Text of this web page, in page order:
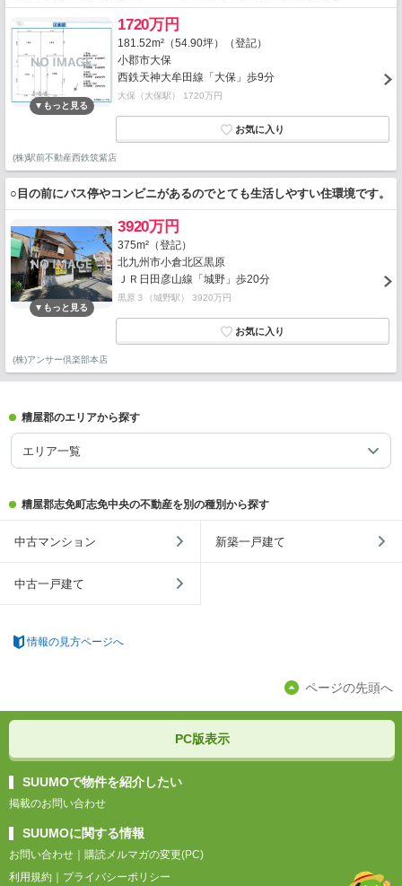
1720万円
181.52m²（54.90坪）（登記）
小郡市大保
西鉄天神大牟田線「大保」歩9分
大保（大保駅） 1720万円
(株)駅前不動産西鉄筑紫店
○目の前にバス停やコンビニがあるのでとても生活しやすい住環境です。
3920万円
375m²（登記）
北九州市小倉北区黒原
ＪＲ日田彦山線「城野」歩20分
黒原３（城野駅） 3920万円
(株)アンサー倶楽部本店
糟屋郡のエリアから探す
エリア一覧
糟屋郡志免町志免中央の不動産を別の種別から探す
中古マンション 新築一戸建て
中古一戸建て
情報の見方ページへ
ページの先頭へ
PC版表示
SUUMOで物件を紹介したい
掲載のお問い合わせ
SUUMOに関する情報
お問い合わせ
購読メルマガの変更(PC)
利用規約
プライバシーポリシー